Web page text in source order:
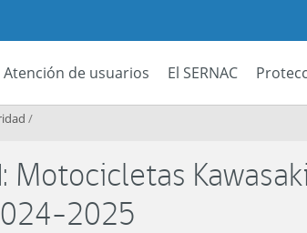
Atención de usuarios El SERNAC
/
Motocicletas
2025